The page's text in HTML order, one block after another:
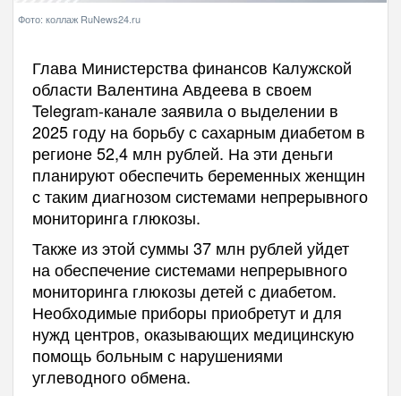
Фото: коллаж RuNews24.ru
Глава Министерства финансов Калужской
области Валентина Авдеева в своем
Telegram-канале заявила о выделении в
2025 году на борьбу с сахарным диабетом в
регионе 52,4 млн рублей. На эти деньги
планируют обеспечить беременных женщин
с таким диагнозом системами непрерывного
мониторинга глюкозы.
Также из этой суммы 37 млн рублей уйдет
на обеспечение системами непрерывного
мониторинга глюкозы детей с диабетом.
Необходимые приборы приобретут и для
нужд центров, оказывающих медицинскую
помощь больным с нарушениями
углеводного обмена.